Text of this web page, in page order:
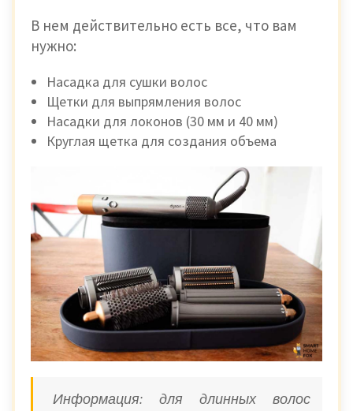
В нем действительно есть все, что вам
нужно:
Насадка для сушки волос
Щетки для выпрямления волос
Насадки для локонов (30 мм и 40 мм)
Круглая щетка для создания объема
Информация: для длинных волос